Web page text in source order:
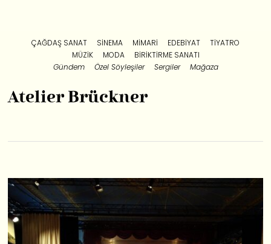
ÇAĞDAŞ SANAT SINEMA MIMARI EDEBIYAT
TIYATRO
MÜZIK
MODA
BIRIKTIRME SANATI
Gündem
Özel Söyleşiler Sergiler Mağaza
Atelier Brückner